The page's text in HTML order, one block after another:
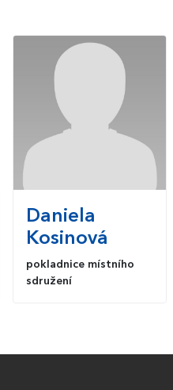
Daniela
Kosinová
pokladnice místního
sdružení